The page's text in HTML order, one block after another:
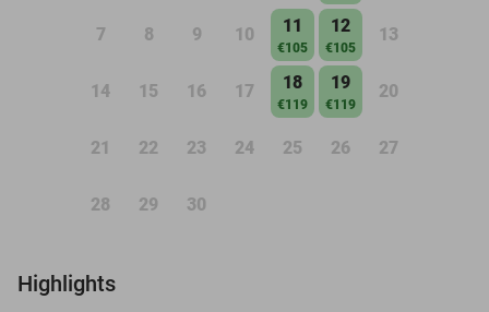
7 8 9 10 11
€105
12
€105
13
14 15 16 17 18
€119
19
€119
20
21 22 23 24 25 26 27
28 29 30
Highlights